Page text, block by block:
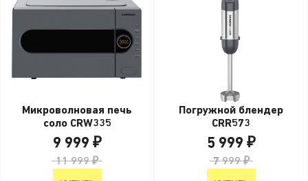
Микроволновая печь
соло CRW335
9 999 ₽
11 999 ₽
Погружной блендер
CRR573
5 999 ₽
7 999 ₽